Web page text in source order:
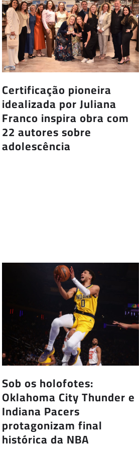
Certificação pioneira
idealizada por Juliana
Franco inspira obra com
22 autores sobre
adolescência
Sob os holofotes:
Oklahoma City Thunder e
Indiana Pacers
protagonizam final
histórica da NBA